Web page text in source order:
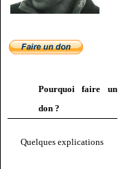
Pourquoi faire un
don ?
Quelques explications